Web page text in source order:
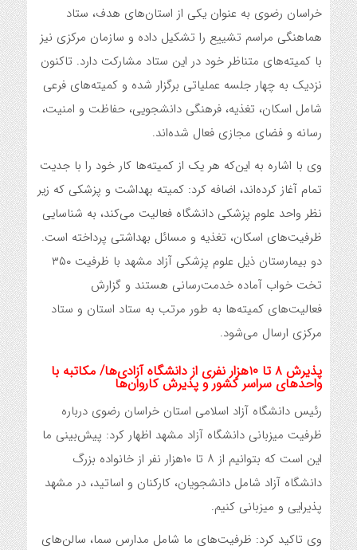
خراسان رضوی به عنوان یکی از استان‌های هدف، ستاد
هماهنگی مراسم تشییع را تشکیل داده و سازمان مرکزی نیز
با کمیته‌های متناظر خود در این ستاد مشارکت دارد. تاکنون
نزدیک به چهار جلسه عملیاتی برگزار شده و کمیته‌های فرعی
شامل اسکان، تغذیه، فرهنگی دانشجویی، حفاظت و امنیت،
رسانه و فضای مجازی فعال شده‌اند.
وی با اشاره به این‌که هر یک از کمیته‌ها کار خود را با جدیت
تمام آغاز کرده‌اند، اضافه کرد: کمیته بهداشت و پزشکی که زیر
نظر واحد علوم پزشکی دانشگاه فعالیت می‌کند، به شناسایی
ظرفیت‌های اسکان، تغذیه و مسائل بهداشتی پرداخته است.
دو بیمارستان ذیل علوم پزشکی آزاد مشهد با ظرفیت ۳۵۰
تخت خواب آماده خدمت‌رسانی هستند و گزارش
فعالیت‌های کمیته‌ها به طور مرتب به ستاد استان و ستاد
مرکزی ارسال می‌شود.
پذیرش ۸ تا ۱۰هزار نفری از دانشگاه آزادی‌ها/ مکاتبه با
واحدهای سراسر کشور و پذیرش کاروان‌ها
رئیس دانشگاه آزاد اسلامی استان خراسان رضوی درباره
ظرفیت میزبانی دانشگاه آزاد مشهد اظهار کرد: پیش‌بینی ما
این است که بتوانیم از ۸ تا ۱۰هزار نفر از خانواده بزرگ
دانشگاه آزاد شامل دانشجویان، کارکنان و اساتید، در مشهد
پذیرایی و میزبانی کنیم.
وی تاکید کرد: ظرفیت‌های ما شامل مدارس سما، سالن‌های